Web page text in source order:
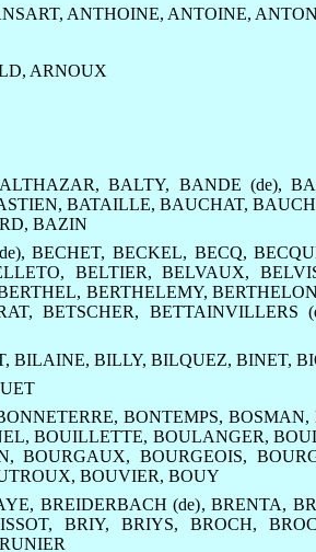
, ANTHOINE, ANTOINE,
, ARNOUX
,BALTY, BANDE (de),
,BATAILLE,BAUCHAT,
, BAZIN
,BECHET, BECKEL, BECQ,
, BELTIER,BELVAUX,
, BERTHELEMY, BERTHELON
,BETSCHER, BETTAINVILLERS
, BILAINE, BILLY, BILQUEZ, BINET,
, BONTEMPS, BOSMAN,
,BOUILLETTE, BOULANGER,
,BOURGAUX,BOURGEOIS,
, BOUVIER, BOUY
, BREIDERBACH (de),BRENTA,
,BRIY,BRIYS,BROCH,